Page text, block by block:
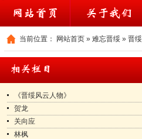
当前位置： 网站首页 » 难忘晋绥 » 晋
《晋绥风云人物》
贺龙
关向应
林枫